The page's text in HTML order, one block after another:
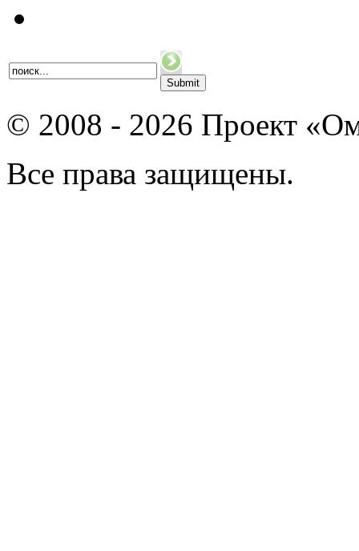
© 2008 - 2026 Проект
Все права защищены.